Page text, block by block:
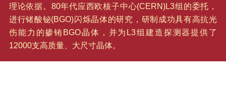
理论依据。80年代应西欧核子中心(CERN)L3组的委托，
进行锗酸铋(BGO)闪烁晶体的研究，研制成功具有高抗光
伤能力的掺铕BGO晶体，并为L3组建造探测器提供了
12000支高质量、大尺寸晶体。